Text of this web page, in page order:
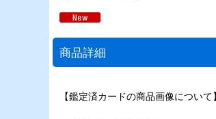
商品詳細
【鑑定済カードの商品画像について】